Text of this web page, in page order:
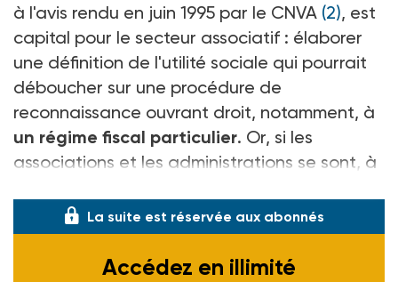
à l'avis rendu en juin 1995 par le CNVA (2), est
capital pour le secteur associatif : élaborer
une définition de l'utilité sociale qui pourrait
déboucher sur une procédure de
reconnaissance ouvrant droit, notamment, à
un régime fiscal particulier. Or, si les
associations et les administrations se sont, à
La suite est réservée aux abonnés
Accédez en illimité